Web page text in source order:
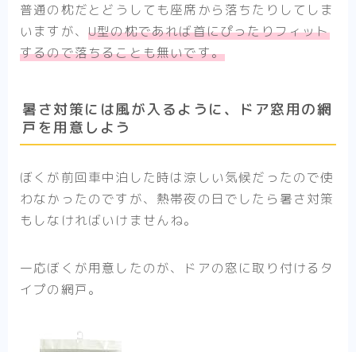
普通の枕だとどうしても座席から落ちたりしてしま
いますが、 U型の枕であれば首にぴったりフィット
するので落ちることも無いです。
暑さ対策には風が入るように、ドア窓用の網
戸を用意しよう
ぼくが前回車中泊した時は涼しい気候だったので使
わなかったのですが、熱帯夜の日でしたら暑さ対策
もしなければいけませんね。
一応ぼくが用意したのが、ドアの窓に取り付けるタ
イプの網戸。